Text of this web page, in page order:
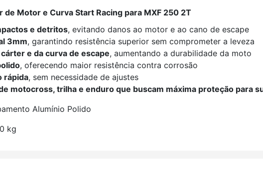
Motor e Curva Start Racing para MXF 250 2T
e detritos, evitando danos ao motor e ao cano de escape
3mm, garantindo resistência superior sem comprometer a leveza
e da curva de escape, aumentando a durabilidade da moto
, oferecendo maior resistência contra corrosão
rápida, sem necessidade de ajustes
motocross, trilha e enduro que buscam máxima proteção para
Alumínio Polido
kg